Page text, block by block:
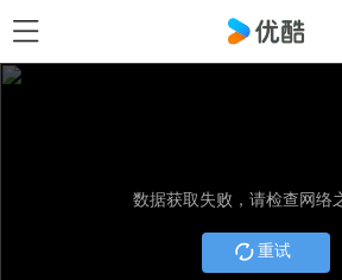
数据获取失败，请检查网络
重试